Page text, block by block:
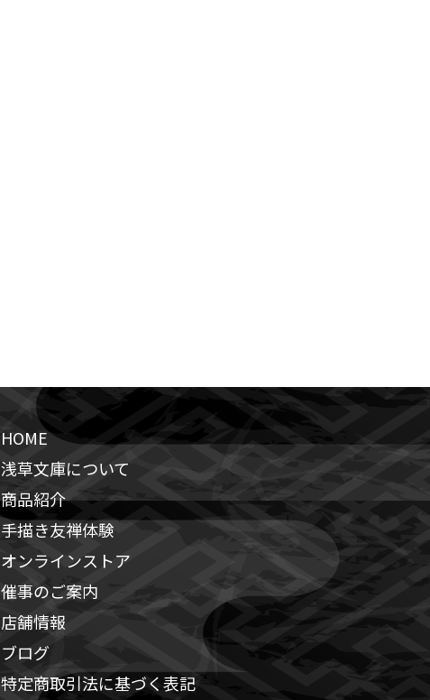
HOME
浅草文庫について
商品紹介
手描き友禅体験
オンラインストア
催事のご案内
店舗情報
ブログ
特定商取引法に基づく表記